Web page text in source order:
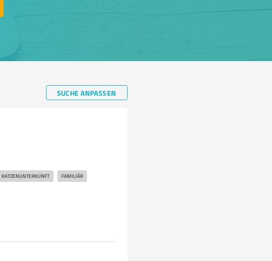
SUCHE ANPASSEN
KATZENUNTERKUNFT FAMILIÄR